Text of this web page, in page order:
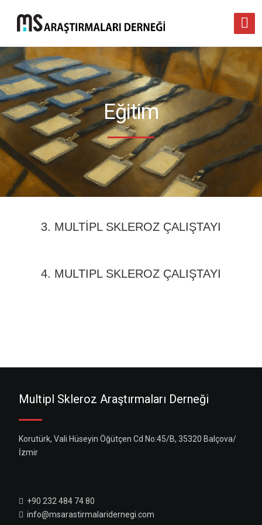
Eğitim
3. MULTİPL SKLEROZ ÇALIŞTAYI
4. MULTIPL SKLEROZ ÇALIŞTAYI
Multipl Skleroz Araştırmaları Derneği
Korutürk, Vali Hüseyin Öğütçen Cd No:45/B, 35320 Balçova/
İzmir
+90 232 484 74 80
info@msarastirmalaridernegi.com